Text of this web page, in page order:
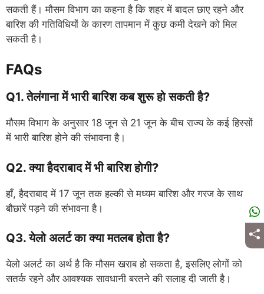
सकती हैं। मौसम विभाग का कहना है कि शहर में बादल छाए रहने और
बारिश की गतिविधियों के कारण तापमान में कुछ कमी देखने को मिल
सकती है।
FAQs
Q1. तेलंगाना में भारी बारिश कब शुरू हो सकती है?
मौसम विभाग के अनुसार 18 जून से 21 जून के बीच राज्य के कई हिस्सों
में भारी बारिश होने की संभावना है।
Q2. क्या हैदराबाद में भी बारिश होगी?
हाँ, हैदराबाद में 17 जून तक हल्की से मध्यम बारिश और गरज के साथ
बौछारें पड़ने की संभावना है।
Q3. येलो अलर्ट का क्या मतलब होता है?
येलो अलर्ट का अर्थ है कि मौसम खराब हो सकता है, इसलिए लोगों को
सतर्क रहने और आवश्यक सावधानी बरतने की सलाह दी जाती है।